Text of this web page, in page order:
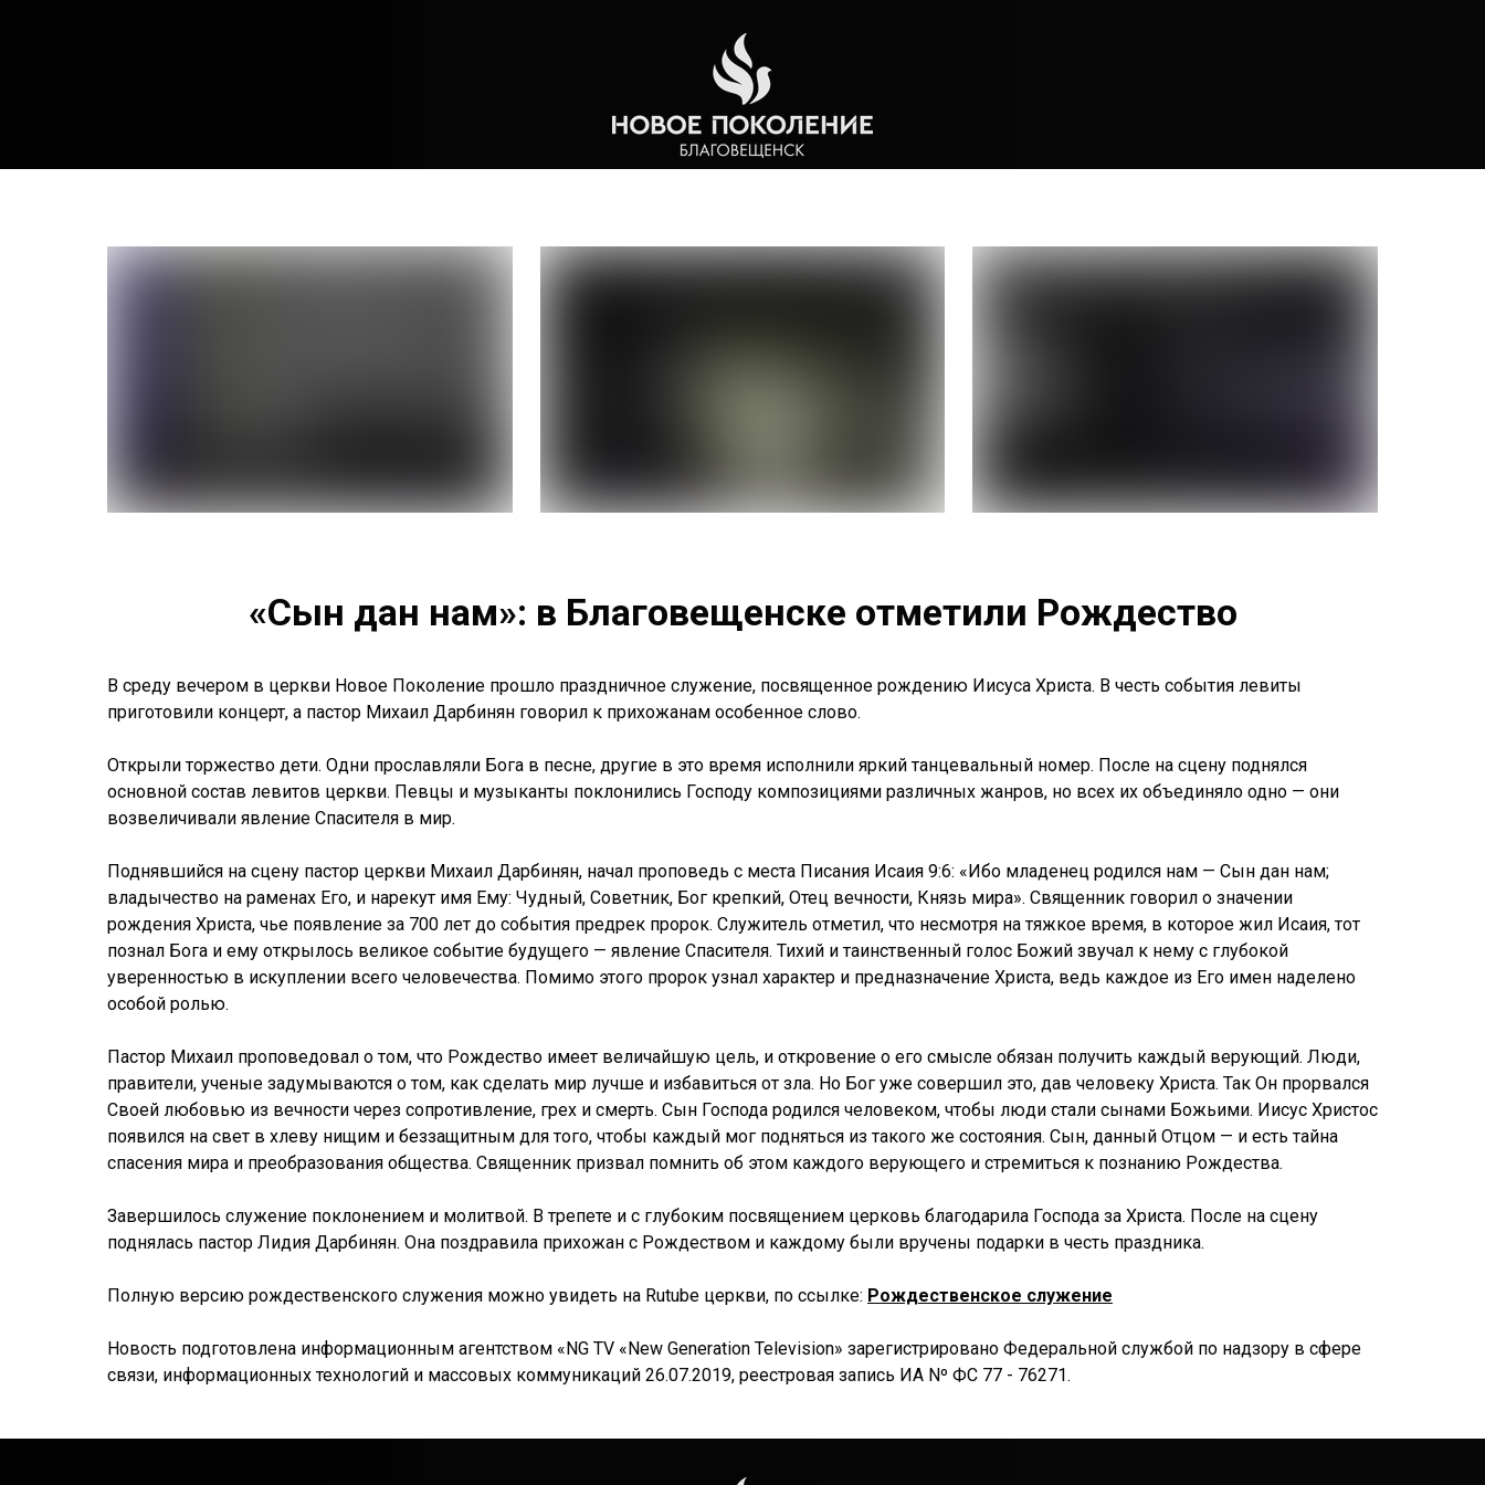
«Сын дан нам»: в Благовещенске отметили Рождество
В среду вечером в церкви Новое Поколение прошло праздничное служение, посвященное рождению Иисуса Христа. В честь события левиты
приготовили концерт, а пастор Михаил Дарбинян говорил к прихожанам особенное слово.
Открыли торжество дети. Одни прославляли Бога в песне, другие в это время исполнили яркий танцевальный номер. После на сцену поднялся
основной состав левитов церкви. Певцы и музыканты поклонились Господу композициями различных жанров, но всех их объединяло одно — они
возвеличивали явление Спасителя в мир.
Поднявшийся на сцену пастор церкви Михаил Дарбинян, начал проповедь с места Писания Исаия 9:6: «Ибо младенец родился нам — Сын дан нам;
владычество на раменах Его, и нарекут имя Ему: Чудный, Советник, Бог крепкий, Отец вечности, Князь мира». Священник говорил о значении
рождения Христа, чье появление за 700 лет до события предрек пророк. Служитель отметил, что несмотря на тяжкое время, в которое жил Исаия, тот
познал Бога и ему открылось великое событие будущего — явление Спасителя. Тихий и таинственный голос Божий звучал к нему с глубокой
уверенностью в искуплении всего человечества. Помимо этого пророк узнал характер и предназначение Христа, ведь каждое из Его имен наделено
особой ролью.
Пастор Михаил проповедовал о том, что Рождество имеет величайшую цель, и откровение о его смысле обязан получить каждый верующий. Люди,
правители, ученые задумываются о том, как сделать мир лучше и избавиться от зла. Но Бог уже совершил это, дав человеку Христа. Так Он прорвался
Своей любовью из вечности через сопротивление, грех и смерть. Сын Господа родился человеком, чтобы люди стали сынами Божьими. Иисус Христос
появился на свет в хлеву нищим и беззащитным для того, чтобы каждый мог подняться из такого же состояния. Сын, данный Отцом — и есть тайна
спасения мира и преобразования общества. Священник призвал помнить об этом каждого верующего и стремиться к познанию Рождества.
Завершилось служение поклонением и молитвой. В трепете и с глубоким посвящением церковь благодарила Господа за Христа. После на сцену
поднялась пастор Лидия Дарбинян. Она поздравила прихожан с Рождеством и каждому были вручены подарки в честь праздника.
Полную версию рождественского служения можно увидеть на Rutube церкви, по ссылке: Рождественское служение
Новость подготовлена информационным агентством «NG TV «New Generation Television» зарегистрировано Федеральной службой по надзору в сфере
связи, информационных технологий и массовых коммуникаций 26.07.2019, реестровая запись ИА Nº ФС 77 - 76271.